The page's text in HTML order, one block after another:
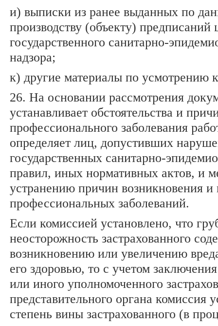
и) выписки из ранее выданных по
производству (объекту) предписаний
государственного санитарно-
надзора;
к) другие материалы по усмотрению
26. На основании рассмотрения
устанавливает обстоятельства и
профессионального заболевания
определяет лиц, допустивших
государственных санитарно-
правил, иных нормативных актов, и
устранению причин возникновения
профессиональных заболеваний.
Если комиссией установлено, что
неосторожность застрахованного
возникновению или увеличению
его здоровью, то с учетом
или иного уполномоченного
представительного органа комиссия
степень вины застрахованного (в